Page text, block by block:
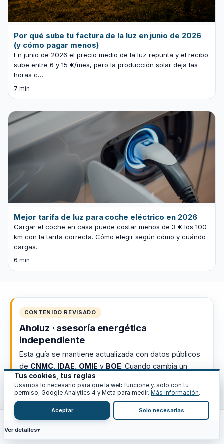
Por qué sube tu factura de la luz en junio de 2026
(y cómo pagar menos)
En junio de 2026 el precio medio de la luz repunta y el recibo
sube entre 6 y 15 €/mes, pero la producción solar deja las
horas c…
7 min
Mejor tarifa de luz para coche eléctrico en 2026
Cargar el coche en casa puede costar menos de 3 € los 100
km con la tarifa correcta. Cómo elegir según cómo y cuándo
cargas.
6 min
CONTENIDO REVISADO
Aholuz · asesoría energética
independiente
Esta guía se mantiene actualizada con datos públicos
de CNMC IDAE OMIE y BOE. Cuando cambia un
peaje, una normativa o un dato relevante, lo
revisamos. Cero cifras inventadas.
Actualizado · julio 2026
13 min de lectura
Inicio
Tus cookies, tus reglas
Usamos lo necesario para que la web funcione y, solo con tu
permiso, Google Analytics 4 y Meta para medir. Más información.
Aceptar Solo necesarias
Ver detalles